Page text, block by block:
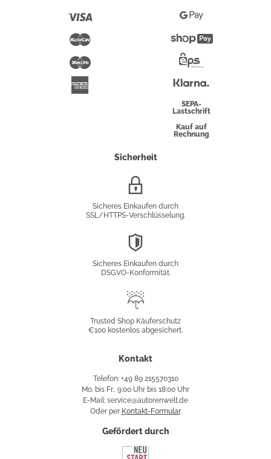
Maestro
Pay
Google
Pay
Überweisung
SEPA-
Lastschrift
Kauf auf
Rechnung
Sicherheit
Sicheres Einkaufen durch
SSL/HTTPS-Verschlüsselung.
Sicheres Einkaufen durch
DSGVO-Konformität.
Käuferschutz
Trusted Shop Käuferschutz
€100 kostenlos abgesichert.
Kontakt
Telefon: +49 89 215570310
Mo. bis Fr., 9:00 Uhr bis 18:00 Uhr
E-Mail: service@autorenwelt.de
Oder per Kontakt-Formular.
Gefördert durch